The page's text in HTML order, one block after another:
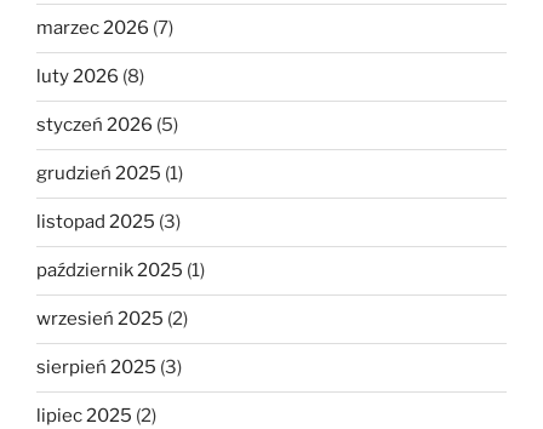
marzec 2026 (7)
luty 2026 (8)
styczeń 2026 (5)
grudzień 2025 (1)
listopad 2025 (3)
październik 2025 (1)
wrzesień 2025 (2)
sierpień 2025 (3)
lipiec 2025 (2)